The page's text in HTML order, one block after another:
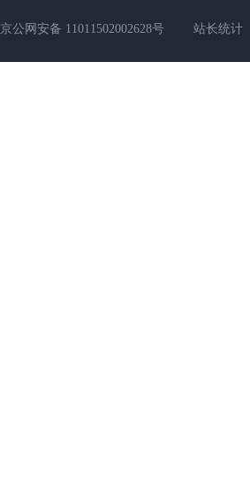
京公网安备 11011502002628号 站长统计